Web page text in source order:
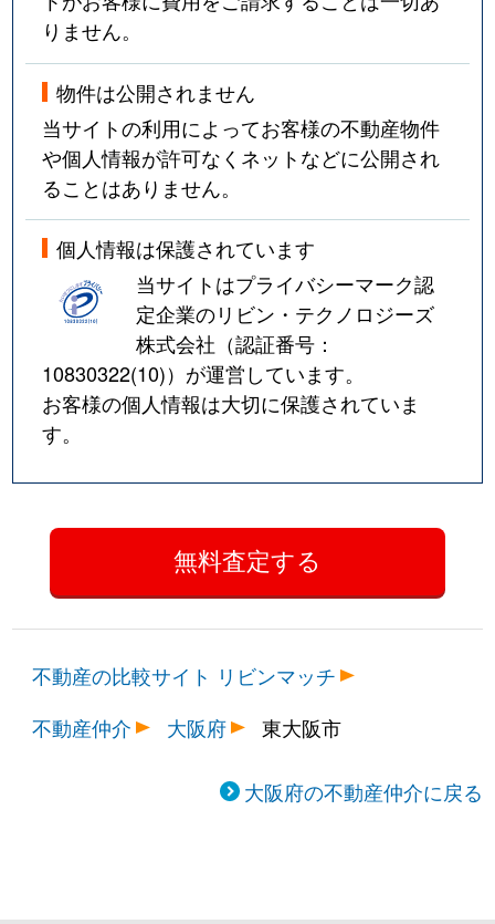
りません。
物件は公開されません
当サイトの利用によってお客様の不動産物件
や個人情報が許可なくネットなどに公開され
ることはありません。
個人情報は保護されています
当サイトはプライバシーマーク認
定企業のリビン・テクノロジーズ
株式会社（認証番号：
10830322(10)）が運営しています。
お客様の個人情報は大切に保護されていま
す。
不動産の比較サイト リビンマッチ
不動産仲介
大阪府 東大阪市
大阪府の不動産仲介に戻る